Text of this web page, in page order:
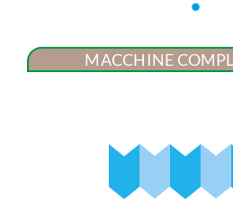
MACCHINE